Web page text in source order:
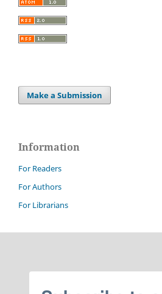
Make a Submission
Information
For Readers
For Authors
For Librarians